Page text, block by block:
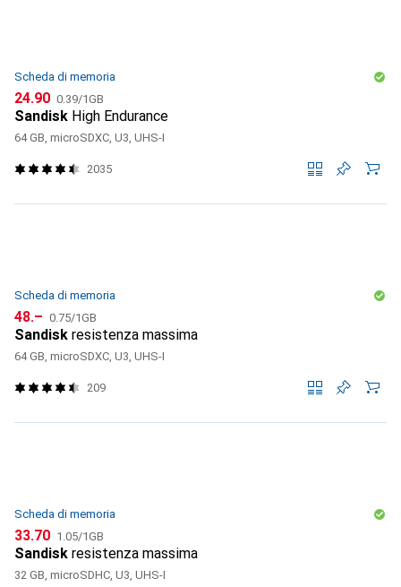
Scheda di memoria
CHF
24.90 CHF
0.39/1GB
Sandisk High Endurance
64 GB, microSDXC, U3, UHS-I
2035
Scheda di memoria
CHF
48.– CHF
0.75/1GB
Sandisk resistenza massima
64 GB, microSDXC, U3, UHS-I
209
Scheda di memoria
CHF
33.70 CHF
1.05/1GB
Sandisk resistenza massima
32 GB, microSDHC, U3, UHS-I